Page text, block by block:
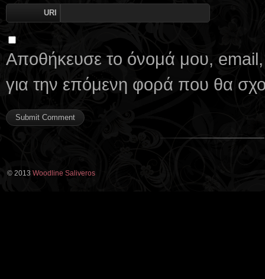
URI
Αποθήκευσε το όνομά μου, email,
για την επόμενη φορά που θα
© 2013 Woodline Saliveros